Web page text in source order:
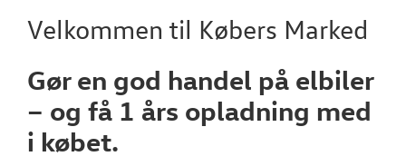
VÆRKSTED
TILBEHØR
Velkommen til Købers Marked
Gør en god handel på elbiler
– og få 1 års opladning med
i købet.